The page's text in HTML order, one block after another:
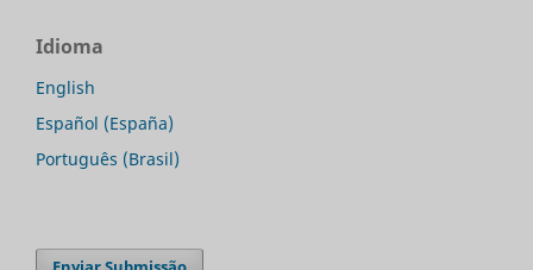
Idioma
English
Español (España)
Português (Brasil)